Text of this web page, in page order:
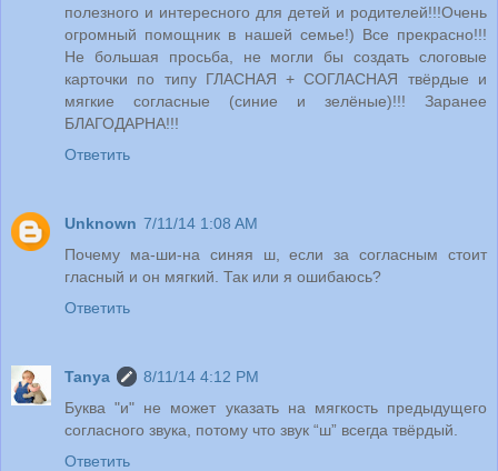
полезного и интересного для детей и родителей!!!Очень
огромный помощник в нашей семье!) Все прекрасно!!!
Не большая просьба, не могли бы создать слоговые
карточки по типу ГЛАСНАЯ + СОГЛАСНАЯ твёрдые и
мягкие согласные (синие и зелёные)!!! Заранее
БЛАГОДАРНА!!!
Ответить
Unknown 7/11/14 1:08 AM
Почему ма-ши-на синяя ш, если за согласным стоит
гласный и он мягкий. Так или я ошибаюсь?
Ответить
Tanya
8/11/14 4:12 PM
Буква "и" не может указать на мягкость предыдущего
согласного звука, потому что звук “ш” всегда твёрдый.
Ответить